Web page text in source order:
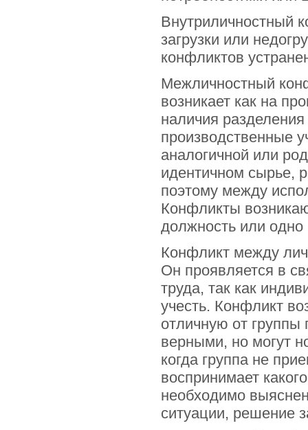
Внутриличностный
загрузки или
конфликтов
Межличностный
возникает как на
наличия
производственные
аналогичной или
идентичном сырье,
поэтому между
Конфликты
должность или одно
Конфликт между
Он проявляется в
труда, так как
учесть. Конфликт
отличную от группы
верными, но могут
когда группа не
воспринимает
необходимо
ситуации, решение